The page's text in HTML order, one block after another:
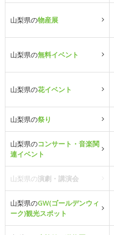
山梨県の物産展
山梨県の無料イベント
山梨県の花イベント
山梨県の祭り
山梨県のコンサート・音楽関
連イベント
山梨県の演劇・講演会
山梨県のGW(ゴールデンウィ
ーク)観光スポット